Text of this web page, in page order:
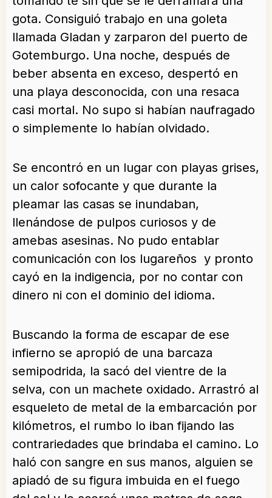
gota. Consiguió trabajo en una goleta
llamada Gladan y zarparon del puerto de
Gotemburgo. Una noche, después de
beber absenta en exceso, despertó en
una playa desconocida, con una resaca
casi mortal. No supo si habían naufragado
o simplemente lo habían olvidado.
Se encontró en un lugar con playas grises,
un calor sofocante y que durante la
pleamar las casas se inundaban,
llenándose de pulpos curiosos y de
amebas asesinas. No pudo entablar
comunicación con los lugareños y pronto
cayó en la indigencia, por no contar con
dinero ni con el dominio del idioma.
Buscando la forma de escapar de ese
infierno se apropió de una barcaza
semipodrida, la sacó del vientre de la
selva, con un machete oxidado. Arrastró al
esqueleto de metal de la embarcación por
kilómetros, el rumbo lo iban fijando las
contrariedades que brindaba el camino. Lo
haló con sangre en sus manos, alguien se
apiadó de su figura imbuida en el fuego